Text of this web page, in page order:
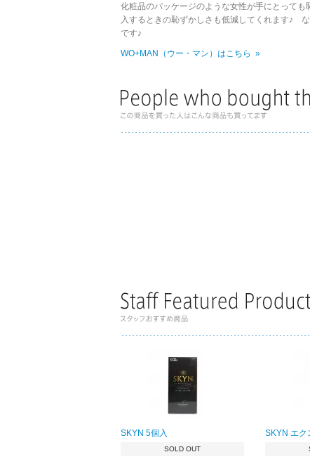
化粧品のパッケージのような女性が手にとって
入するときの恥ずかしさも低減してくれます♪
です♪
WO+MAN（ウー・マン）はこちら »
SKYN 5個入
SOLD OUT
SKYN エク